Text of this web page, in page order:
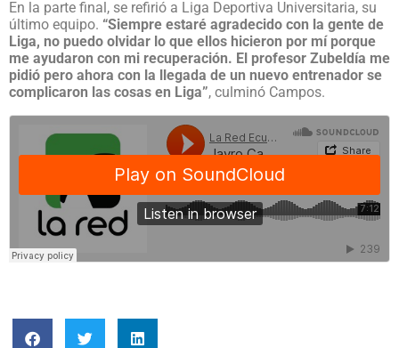
En la parte final, se refirió a Liga Deportiva Universitaria, su
último equipo. “Siempre estaré agradecido con la gente de
Liga, no puedo olvidar lo que ellos hicieron por mí porque
me ayudaron con mi recuperación. El profesor Zubeldía me
pidió pero ahora con la llegada de un nuevo entrenador se
complicaron las cosas en Liga”, culminó Campos.